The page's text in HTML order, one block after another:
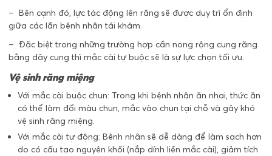
– Bên cạnh đó, lực tác động lên răng sẽ được duy trì ổn định
giữa các lần bệnh nhân tái khám.
– Đặc biệt trong những trường hợp cần nong rộng cung răng
bằng dây cung thì mắc cài tự buộc sẽ là sự lực chọn tối ưu.
Vệ sinh răng miệng
Với mắc cài buộc chun: Trong khi bệnh nhân ăn nhai, thức ăn
có thể làm đổi màu chun, mắc vào chun tại chỗ và gây khó
vệ sinh răng miệng.
Với mắc cài tự động: Bệnh nhân sẽ dễ dàng để làm sạch hơn
do có cấu tạo nguyên khối (nắp dính liền mắc cài), giảm tích